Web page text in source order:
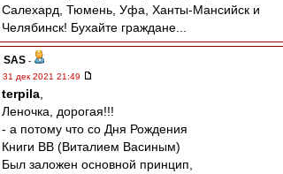
Салехард, Тюмень, Уфа, Ханты-Мансийск и
Челябинск! Бухайте граждане...
SAS -
31 дек 2021 21:49
terpila
Леночка, дорогая!!!
- а потому что со Дня Рождения
Книги ВВ (Виталием Васиным)
Был заложен основной принцип,